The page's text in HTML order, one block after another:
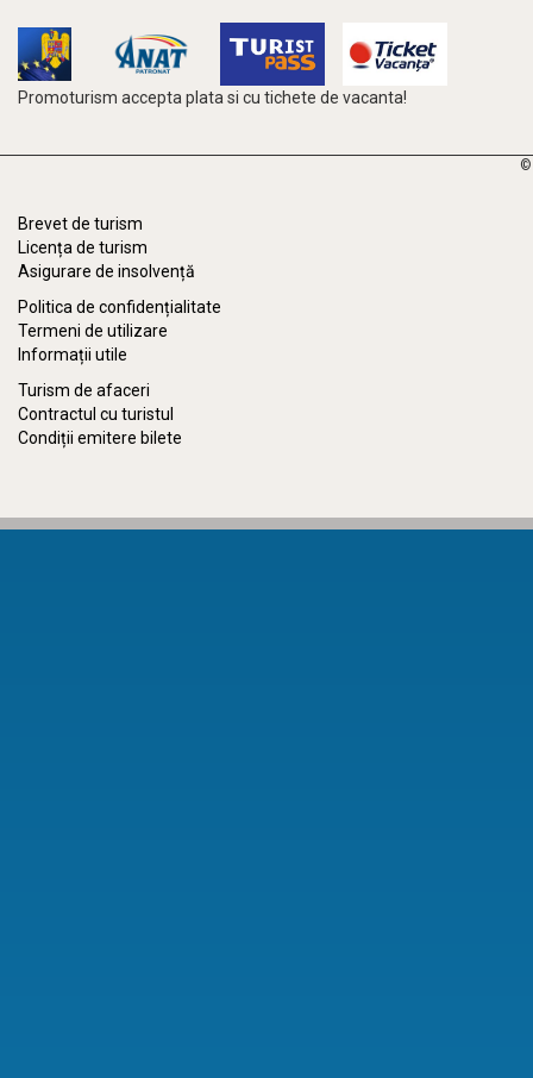
Promoturism accepta plata si cu tichete de vacanta!
©
Brevet de turism
Licența de turism
Asigurare de insolvență
Politica de confidențialitate
Termeni de utilizare
Informații utile
Turism de afaceri
Contractul cu turistul
Condiții emitere bilete